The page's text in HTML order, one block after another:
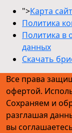
">Карта
Политика
Политика в
данных
Скачать
Все права
офертой.
Сохраняем и
разглашая
вы